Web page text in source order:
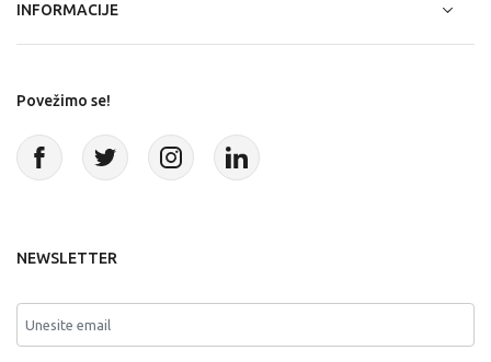
INFORMACIJE
Povežimo se!
NEWSLETTER